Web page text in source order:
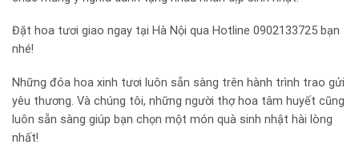
Đặt hoa tươi giao ngay tại Hà Nội qua Hotline 0902133725 bạn
nhé!
Những đóa hoa xinh tươi luôn sẵn sàng trên hành trình trao gửi
yêu thương. Và chúng tôi, những người thợ hoa tâm huyết cũng
luôn sẵn sàng giúp bạn chọn một món quà sinh nhật hài lòng
nhất!